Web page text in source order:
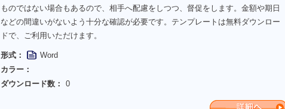
ものではない場合もあるので、相手へ配慮をしつつ、督促をします。金額や期日
などの間違いがないよう十分な確認が必要です。テンプレートは無料ダウンロー
ドで、ご利用いただけます。
形式：
Word
カラー：
ダウンロード数：
0